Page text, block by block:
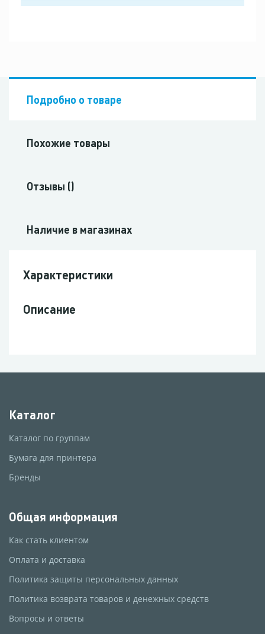
Подробно о товаре
Похожие товары
Отзывы ()
Наличие в магазинах
Характеристики
Описание
Каталог
Каталог по группам
Бумага для принтера
Бренды
Общая информация
Как стать клиентом
Оплата и доставка
Политика защиты персональных данных
Политика возврата товаров и денежных средств
Вопросы и ответы